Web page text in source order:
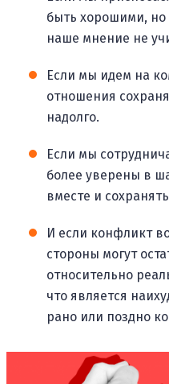
быть хорошими, но
наше мнение не
Если мы идем на
отношения
надолго.
Если мы
более уверены в
вместе и
И если конфликт
стороны могут
относительно
что является
рано или поздно